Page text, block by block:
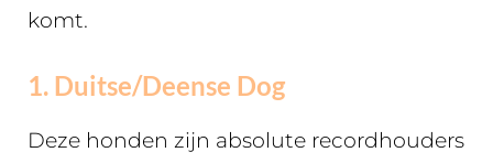
komt.
1. Duitse/Deense Dog
Deze honden zijn absolute recordhouders